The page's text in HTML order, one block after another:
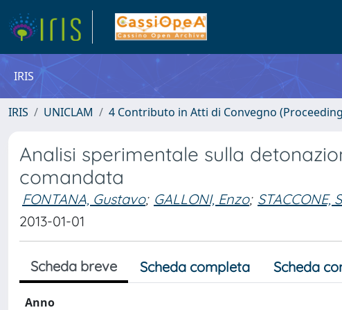
IRIS
IRIS UNICLAM 4 Contributo in Atti di Convegno
Analisi sperimentale sulla
comandata
FONTANA, Gustavo; GALLONI, Enzo; STACCONE,
2013-01-01
Scheda breve Scheda completa Scheda
Anno